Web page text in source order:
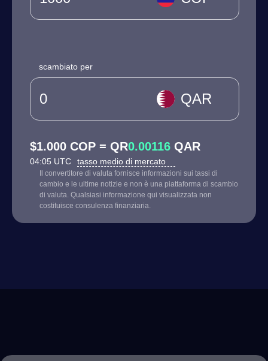
scambiato per
QAR
$1.000 COP = QR0.00116 QAR
04:05 UTC tasso medio di mercato
Il convertitore di valuta fornisce informazioni sui tassi di
cambio e le ultime notizie e non è una piattaforma di scambio
di valuta. Qualsiasi informazione qui visualizzata non
costituisce consulenza finanziaria.